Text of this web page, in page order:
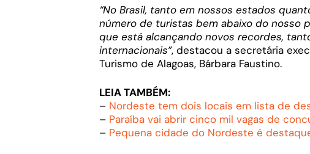
“No Brasil, tanto em nossos estados
número de turistas bem abaixo do nosso
que está alcançando novos recordes,
internacionais”, destacou a secretária
Turismo de Alagoas, Bárbara Faustino.
LEIA TAMBÉM:
– Nordeste tem dois locais em lista de
– Paraíba vai abrir cinco mil vagas de
– Pequena cidade do Nordeste é